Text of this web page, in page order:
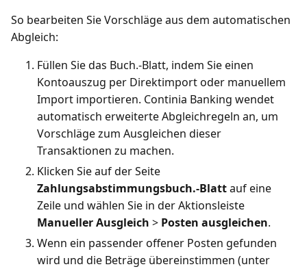
So bearbeiten Sie Vorschläge aus dem automatischen
Abgleich:
Füllen Sie das Buch.-Blatt, indem Sie einen
Kontoauszug per Direktimport oder manuellem
Import importieren. Continia Banking wendet
automatisch erweiterte Abgleichregeln an, um
Vorschläge zum Ausgleichen dieser
Transaktionen zu machen.
Klicken Sie auf der Seite
Zahlungsabstimmungsbuch.-Blattauf eine
Zeile und wählen Sie in der Aktionsleiste
Manueller Ausgleich > Posten ausgleichen.
Wenn ein passender offener Posten gefunden
wird und die Beträge übereinstimmen (unter